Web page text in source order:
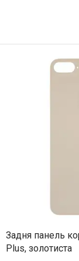
Задня панель
Plus, золотиста